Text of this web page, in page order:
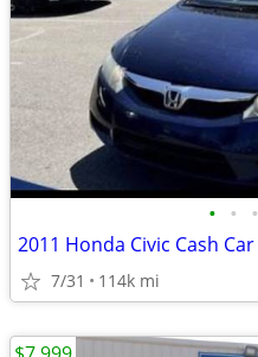
• • •
2011 Honda Civic Cash Car
7/31 114k mi